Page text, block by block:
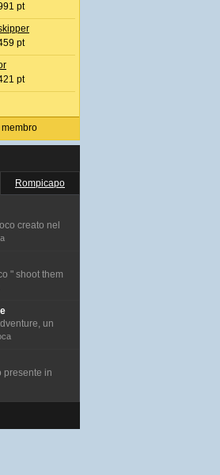
pt
pt
pt
membro
Rompicapo
creato nel
" shoot them
un
presente in